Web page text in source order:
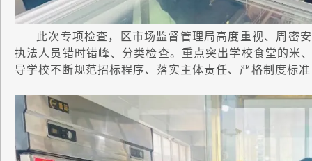
此次专项检查，区市场监督管理局高度重视、周密
执法人员错时错峰、分类检查。重点突出学校食堂的米
导学校不断规范招标程序、落实主体责任、严格制度标